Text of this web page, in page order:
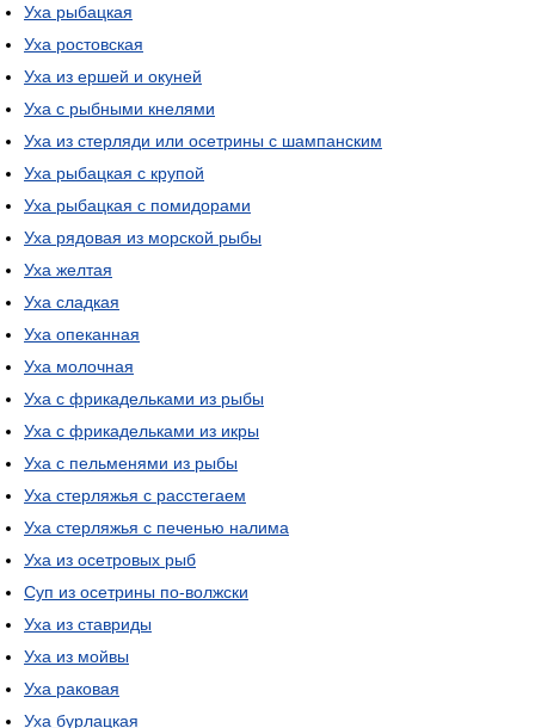
Уха рыбацкая
Уха ростовская
Уха из ершей и окуней
Уха с рыбными кнелями
Уха из стерляди или осетрины с шампанским
Уха рыбацкая с крупой
Уха рыбацкая с помидорами
Уха рядовая из морской рыбы
Уха желтая
Уха сладкая
Уха опеканная
Уха молочная
Уха с фрикадельками из рыбы
Уха с фрикадельками из икры
Уха с пельменями из рыбы
Уха стерляжья с расстегаем
Уха стерляжья с печенью налима
Уха из осетровых рыб
Суп из осетрины по-волжски
Уха из ставриды
Уха из мойвы
Уха раковая
Уха бурлацкая